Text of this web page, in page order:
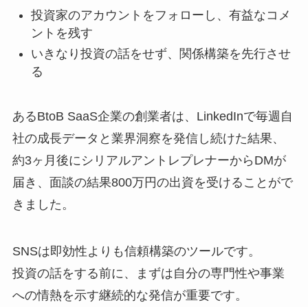
投資家のアカウントをフォローし、有益なコメ
ントを残す
いきなり投資の話をせず、関係構築を先行させ
る
あるBtoB SaaS企業の創業者は、LinkedInで毎週自
社の成長データと業界洞察を発信し続けた結果、
約3ヶ月後にシリアルアントレプレナーからDMが
届き、面談の結果800万円の出資を受けることがで
きました。
SNSは即効性よりも信頼構築のツールです。
投資の話をする前に、まずは自分の専門性や事業
への情熱を示す継続的な発信が重要です。